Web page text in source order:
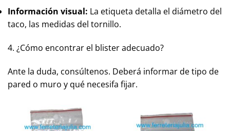
Información visual: La etiqueta detalla el diámetro del
taco, las medidas del tornillo.
4. ¿Cómo encontrar el blister adecuado?
Ante la duda, consúltenos. Deberá informar de tipo de
pared o muro y qué necesifa fijar.